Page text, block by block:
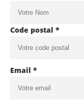
Code postal *
Email *